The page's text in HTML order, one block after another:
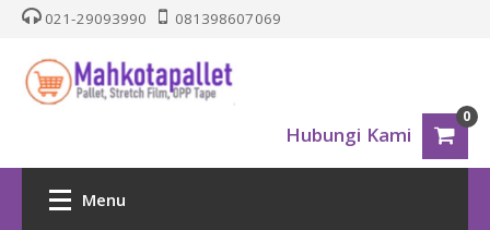
021-29093990 081398607069
Hubungi Kami
0
Menu